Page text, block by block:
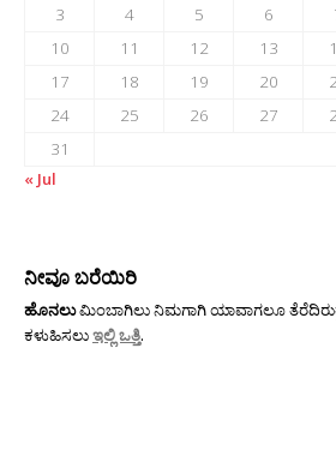
3
4 5 6
10
11 12 13
17
18 19 20
24
25 26 27
31
« Jul
ನೀವೂ ಬರೆಯಿರಿ
ಹೊನಲುಮಿಂಬಾಗಿಲು ನಿಮಗಾಗಿ ಯಾವಾಗಲೂ
ಕಳುಹಿಸಲುಇಲ್ಲಿ ಒತ್ತಿ.